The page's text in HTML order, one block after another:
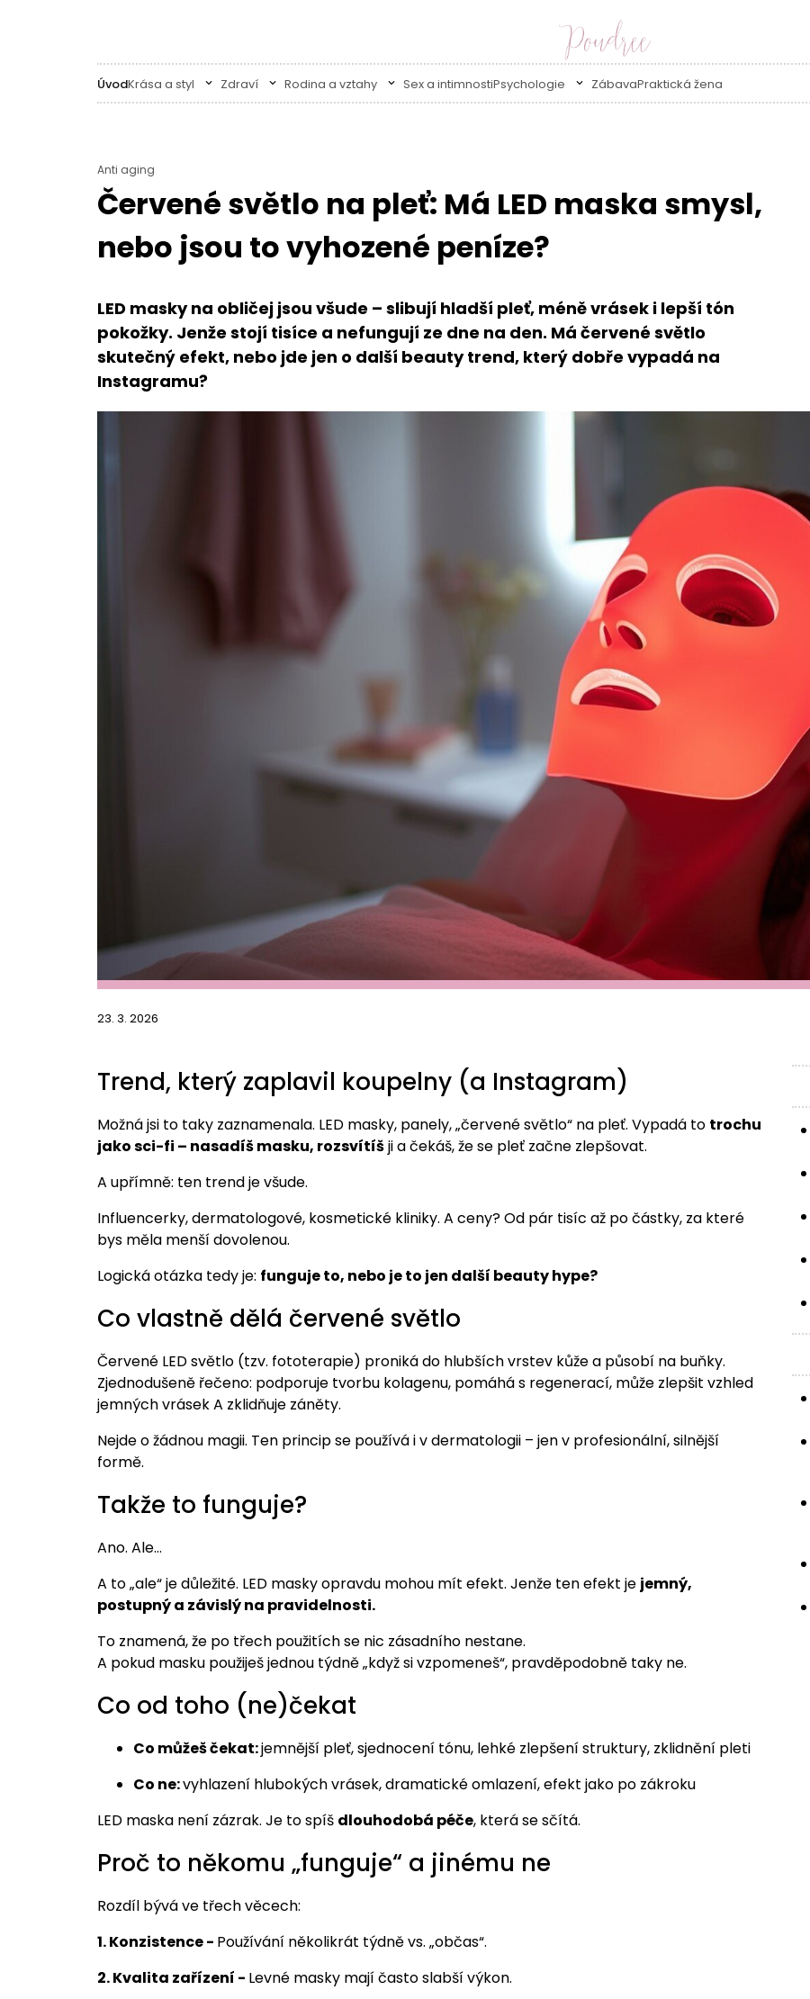
ÚvodKrása a styl Zdraví Rodina a vztahy Sex a intimnostiPsychologie ZábavaPraktická žena
Anti aging
Červené světlo na pleť: Má LED maska smysl,
nebo jsou to vyhozené peníze?
LED masky na obličej jsou všude – slibují hladší pleť, méně vrásek i lepší tón
pokožky. Jenže stojí tisíce a nefungují ze dne na den. Má červené světlo
skutečný efekt, nebo jde jen o další beauty trend, který dobře vypadá na
Instagramu?
23. 3. 2026
Trend, který zaplavil koupelny (a Instagram)
Možná jsi to taky zaznamenala. LED masky, panely, „červené světlo“ na pleť. Vypadá to trochu
jako sci-fi – nasadíš masku, rozsvítíšji a čekáš, že se pleť začne zlepšovat.
A upřímně: ten trend je všude.
Influencerky, dermatologové, kosmetické kliniky. A ceny? Od pár tisíc až po částky, za které
bys měla menší dovolenou.
Logická otázka tedy je: funguje to, nebo je to jen další beauty hype?
Co vlastně dělá červené světlo
Červené LED světlo (tzv. fototerapie) proniká do hlubších vrstev kůže a působí na buňky.
Zjednodušeně řečeno: podporuje tvorbu kolagenu, pomáhá s regenerací, může zlepšit vzhled
jemných vrásek A zklidňuje záněty.
Nejde o žádnou magii. Ten princip se používá i v dermatologii – jen v profesionální, silnější
formě.
Takže to funguje?
Ano. Ale…
A to „ale“ je důležité. LED masky opravdu mohou mít efekt. Jenže ten efekt je jemný,
postupný a závislý na pravidelnosti.
To znamená, že po třech použitích se nic zásadního nestane.
A pokud masku použiješ jednou týdně „když si vzpomeneš“, pravděpodobně taky ne.
Co od toho (ne)čekat
Co můžeš čekat:jemnější pleť, sjednocení tónu, lehké zlepšení struktury, zklidnění pleti
Co ne:vyhlazení hlubokých vrásek, dramatické omlazení, efekt jako po zákroku
LED maska není zázrak. Je to spíš dlouhodobá péče, která se sčítá.
Proč to někomu „funguje“ a jinému ne
Rozdíl bývá ve třech věcech:
1. Konzistence - Používání několikrát týdně vs. „občas“.
2. Kvalita zařízení - Levné masky mají často slabší výkon.